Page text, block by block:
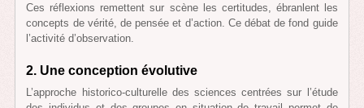
Ces réflexions remettent sur scène les certitudes, ébranlent les
concepts de vérité, de pensée et d’action. Ce débat de fond guide
l’activité d’observation.
2. Une conception évolutive
L’approche historico-culturelle des sciences centrées sur l’étude